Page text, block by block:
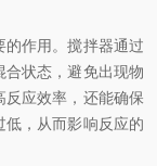
作用。搅拌器通过
状态，避免出现物
应效率，还能确保
，从而影响反应的